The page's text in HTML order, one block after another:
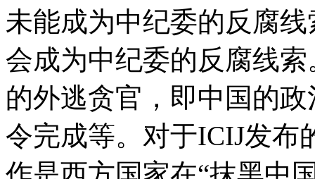
未能成为中纪委的反腐
会成为中纪委的反腐线
的外逃贪官，即中国的
令完成等。对于ICIJ发布